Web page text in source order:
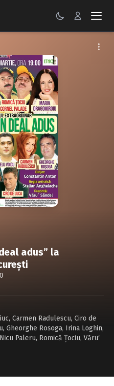
adus” la
, Carmen Radulescu, Ciro de
, Gheorghe Rosoga, Irina Loghin,
Nicu Paleru, Romică Ţociu, Văru’